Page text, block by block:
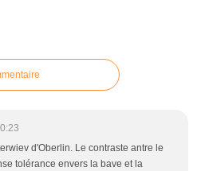
d'Oberlin. Le contraste antre le
tolérance envers la bave et la